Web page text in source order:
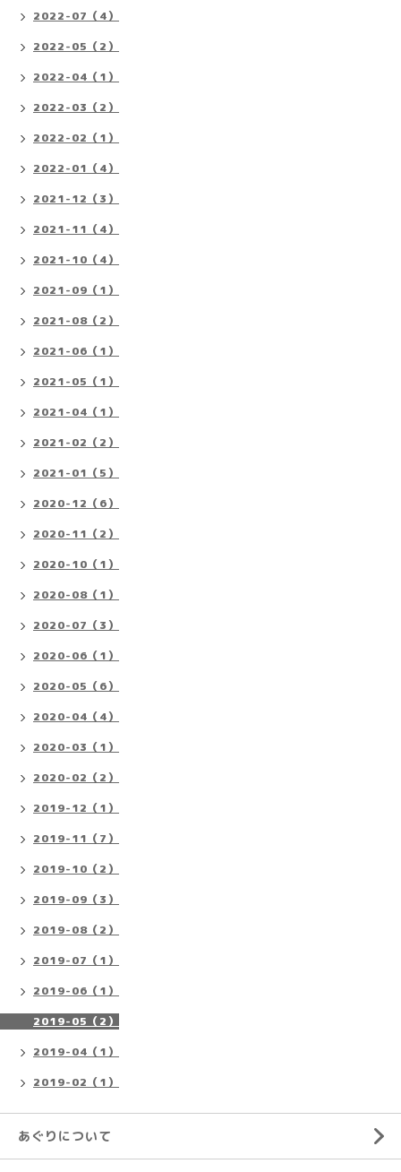
2022-07（4）
2022-05（2）
2022-04（1）
2022-03（2）
2022-02（1）
2022-01（4）
2021-12（3）
2021-11（4）
2021-10（4）
2021-09（1）
2021-08（2）
2021-06（1）
2021-05（1）
2021-04（1）
2021-02（2）
2021-01（5）
2020-12（6）
2020-11（2）
2020-10（1）
2020-08（1）
2020-07（3）
2020-06（1）
2020-05（6）
2020-04（4）
2020-03（1）
2020-02（2）
2019-12（1）
2019-11（7）
2019-10（2）
2019-09（3）
2019-08（2）
2019-07（1）
2019-06（1）
2019-05（2）
2019-04（1）
2019-02（1）
あぐりについて